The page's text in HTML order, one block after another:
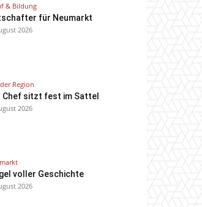
& Bildung
für Neumarkt
2026
Region
Chef sitzt fest im Sattel
2026
voller Geschichte
2026